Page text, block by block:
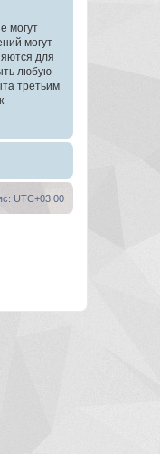
могут
могут
для
любую
третьим
UTC+03:00